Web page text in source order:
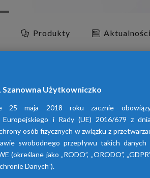
Produkty Aktualności
Użytkowniczko
25 maja 2018 roku zacznie
Europejskiego i Rady (UE) 2016/679 z
osób fizycznych w związku z
swobodnego przepływu takich danych
(określane jako „RODO”, „ORODO”,
Danych”).